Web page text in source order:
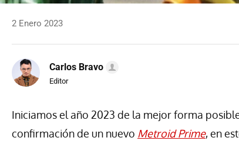
2 Enero 2023
Carlos Bravo
Editor
Iniciamos el año 2023 de la mejor forma
confirmación de un nuevo Metroid Prime, en